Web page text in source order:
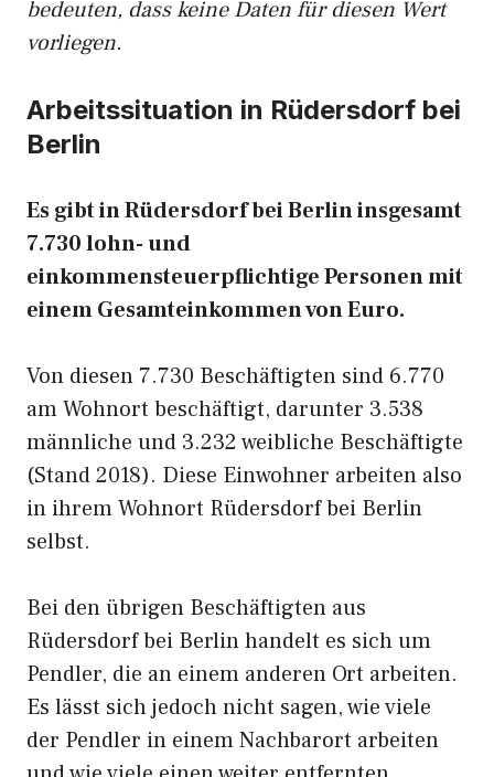
bedeuten, dass keine Daten für diesen Wert
vorliegen.
Arbeitssituation in Rüdersdorf bei
Berlin
Es gibt in Rüdersdorf bei Berlin insgesamt
7.730 lohn- und
einkommensteuerpflichtige Personen mit
einem Gesamteinkommen von Euro.
Von diesen 7.730 Beschäftigten sind 6.770
am Wohnort beschäftigt, darunter 3.538
männliche und 3.232 weibliche Beschäftigte
(Stand 2018). Diese Einwohner arbeiten also
in ihrem Wohnort Rüdersdorf bei Berlin
selbst.
Bei den übrigen Beschäftigten aus
Rüdersdorf bei Berlin handelt es sich um
Pendler, die an einem anderen Ort arbeiten.
Es lässt sich jedoch nicht sagen, wie viele
der Pendler in einem Nachbarort arbeiten